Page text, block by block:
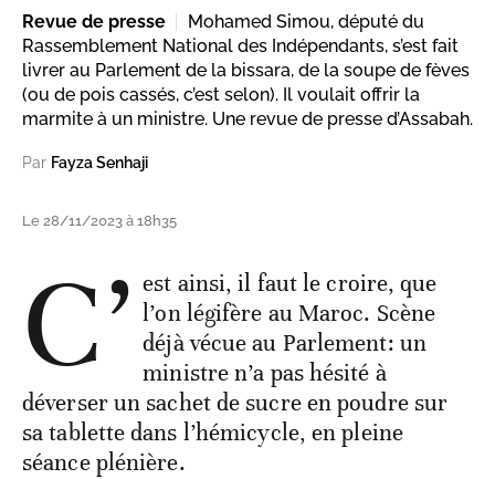
Revue de presse
Mohamed Simou, député du
Rassemblement National des Indépendants, s’est fait
livrer au Parlement de la bissara, de la soupe de fèves
(ou de pois cassés, c’est selon). Il voulait offrir la
marmite à un ministre. Une revue de presse d’Assabah.
Par Fayza Senhaji
Le 28/11/2023 à 18h35
C’ est ainsi, il faut le croire, que
l’on légifère au Maroc. Scène
déjà vécue au Parlement: un
ministre n’a pas hésité à
déverser un sachet de sucre en poudre sur
sa tablette dans l’hémicycle, en pleine
séance plénière.